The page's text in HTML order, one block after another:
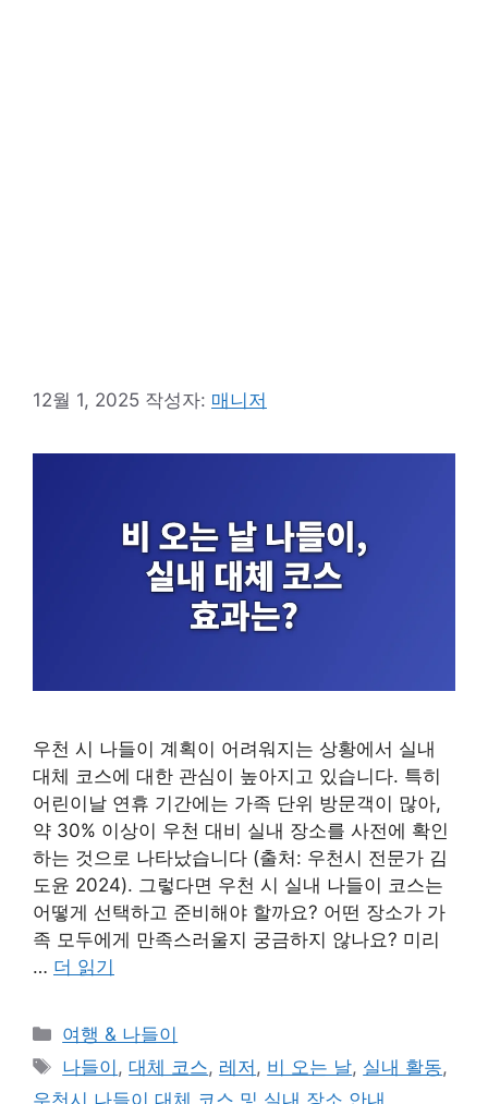
12월 1, 2025 작성자: 매니저
우천 시 나들이 계획이 어려워지는 상황에서 실내
대체 코스에 대한 관심이 높아지고 있습니다. 특히
어린이날 연휴 기간에는 가족 단위 방문객이 많아,
약 30% 이상이 우천 대비 실내 장소를 사전에 확인
하는 것으로 나타났습니다 (출처: 우천시 전문가 김
도윤 2024). 그렇다면 우천 시 실내 나들이 코스는
어떻게 선택하고 준비해야 할까요? 어떤 장소가 가
족 모두에게 만족스러울지 궁금하지 않나요? 미리
… 더 읽기
카
테
고
여행 & 나들이
태
그
나들이 ,대체 코스, 레저 , 비 오는 날, 실내 활동,
우천시 나들이 대체 코스 및 실내 장소 안내